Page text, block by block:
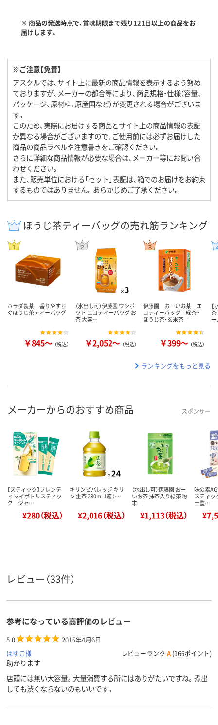
※ 商品の発送時点で、賞味期限まで残り121日以上の商品をお
届けします。
※ご注意【免責】
アスクルでは、サイト上に最新の商品情報を表示するよう努め
ておりますが、メーカーの都合等により、商品規格・仕様（容量、
パッケージ、原材料、原産国など）が変更される場合がございま
す。
このため、実際にお届けする商品とサイト上の商品情報の表記
が異なる場合がございますので、ご使用前には必ずお届けした
商品の商品ラベルや注意書きをご確認ください。
さらに詳細な商品情報が必要な場合は、メーカー等にお問い合
わせください。
また、販売単位における「セット」表記は、箱でのお届けをお約束
するものではありません。あらかじめご了承ください。
ほうじ茶ティーバッグの売れ筋ランキング
ハラダ製茶 香りやすら
ぐほうじ茶ティーバッグ
￥845～ （税込）
（水出し可）伊藤園 ワンポ
ット エコティーバッグ お
茶 大容…
￥2,052～ （税込）
伊藤園 おーいお茶 エ
コティーバッグ 緑茶・
ほうじ茶・玄米茶
￥399～ （税込）
ランキングをもっと見る
メーカーからのおすすめ商品 スポンサー
【スティック】ブレンデ
ィ マイボトルスティッ
ク ジャ…
¥280（税込）
キリンビバレッジ キリ
ン 生茶 280ml 1箱（…
¥2,016（税込）
（水出し可）伊藤園 おー
いお茶 抹茶入り緑茶 粉
末 …
¥1,113（税込）
味の素
スティッ
ェ監…
レビュー（33件）
参考になっている高評価のレビュー
5.0
2016年4月6日
はゆこ様
レビューランク A (166ポイント)
助かります
店頭には無い大容量。大量消費する所にはありがたいですね。煮出
しても渋くならないのもいいです。